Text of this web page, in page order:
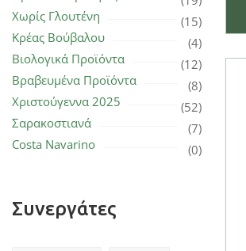
Χωρίς Γλουτένη
(15)
Κρέας Βούβαλου
(4)
Βιολογικά Προϊόντα
(12)
Βραβευμένα Προϊόντα
(8)
Χριστούγεννα 2025
(52)
Σαρακοστιανά
(7)
Costa Navarino
(0)
Συνεργάτες